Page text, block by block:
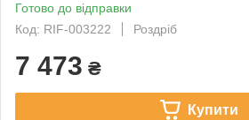
Готово до відправки
Код: RIF-003222
Роздріб
7 473 ₴
Купити